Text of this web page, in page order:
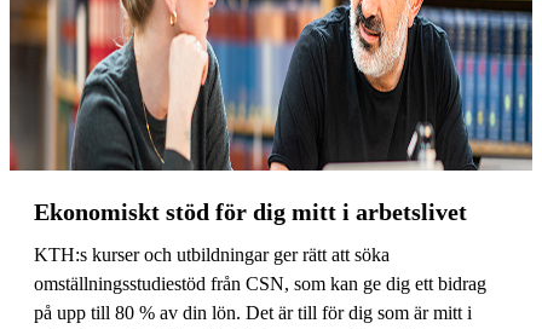
Ekonomiskt stöd för dig mitt i arbetslivet
KTH:s kurser och utbildningar ger rätt att söka
omställningsstudiestöd från CSN, som kan ge dig ett bidrag
på upp till 80 % av din lön. Det är till för dig som är mitt i